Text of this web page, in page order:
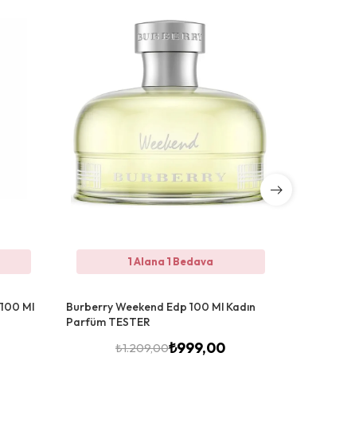
Ml
1 Alana 1 Bedava
Burberry Weekend Edp 100 Ml Kadın
Parfüm TESTER
₺1.209,00₺999,00